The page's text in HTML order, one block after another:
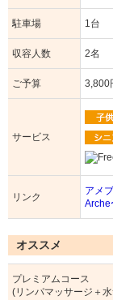
駐車場 1台
収容人数 2名
ご予算 3,800
サービス
リンク
アメ
オススメ
プレミアムコース
(リンパマッサージ＋